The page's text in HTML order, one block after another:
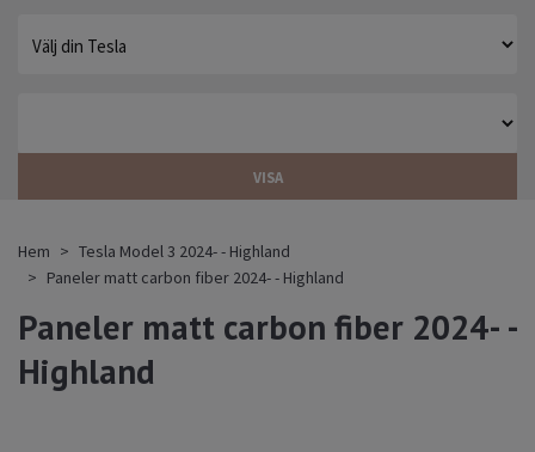
VISA
Hem
Tesla Model 3 2024- - Highland
Paneler matt carbon fiber 2024- - Highland
Paneler matt carbon fiber 2024- -
Highland